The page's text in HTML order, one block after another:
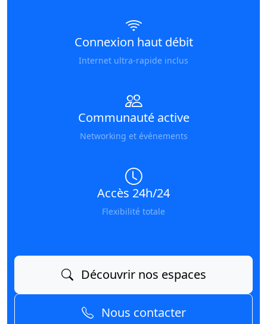
Connexion haut débit
Internet ultra-rapide inclus
Communauté active
Networking et événements
Accès 24h/24
Flexibilité totale
Découvrir nos espaces
Nous contacter